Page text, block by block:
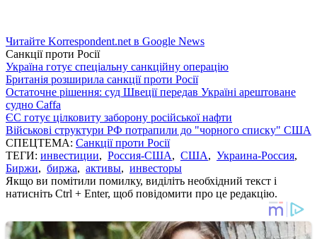
Читайте Korrespondent.net в Google News
Санкції проти Росії
Україна готує спеціальну санкційну операцію
Британія розширила санкції проти Росії
Остаточне рішення: суд Швеції передав Україні арештоване
судно Caffa
ЄС готує цілковиту заборону російської нафти
Військові структури РФ потрапили до "чорного списку" США
СПЕЦТЕМА: Санкції проти Росії
ТЕГИ: инвестиции, Россия-США, США, Украина-Россия,
Биржи, биржа, активы, инвесторы
Якщо ви помітили помилку, виділіть необхідний текст і
натисніть Ctrl + Enter, щоб повідомити про це редакцію.